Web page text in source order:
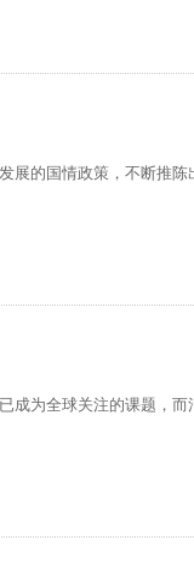
展的国情政策，不断推
成为全球关注的课题，